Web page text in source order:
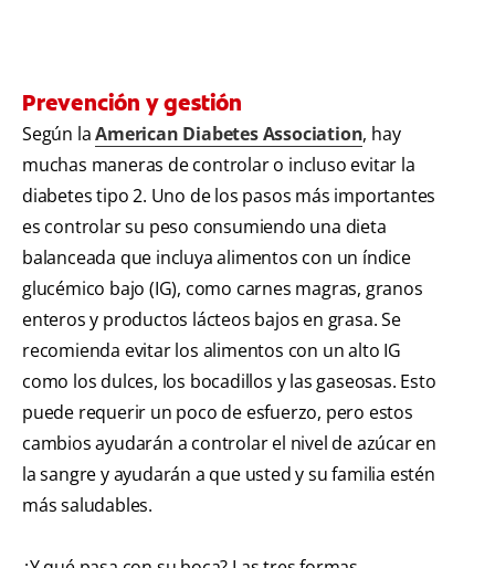
Prevención y gestión
Según laAmerican Diabetes Association, hay
muchas maneras de controlar o incluso evitar la
diabetes tipo 2. Uno de los pasos más importantes
es controlar su peso consumiendo una dieta
balanceada que incluya alimentos con un índice
glucémico bajo (IG), como carnes magras, granos
enteros y productos lácteos bajos en grasa. Se
recomienda evitar los alimentos con un alto IG
como los dulces, los bocadillos y las gaseosas. Esto
puede requerir un poco de esfuerzo, pero estos
cambios ayudarán a controlar el nivel de azúcar en
la sangre y ayudarán a que usted y su familia estén
más saludables.